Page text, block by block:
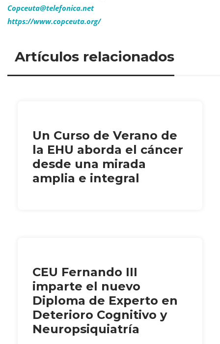
Copceuta@telefonica.net
https://www.copceuta.org/
Artículos relacionados
Un Curso de Verano de
la EHU aborda el cáncer
desde una mirada
amplia e integral
CEU Fernando III
imparte el nuevo
Diploma de Experto en
Deterioro Cognitivo y
Neuropsiquiatría